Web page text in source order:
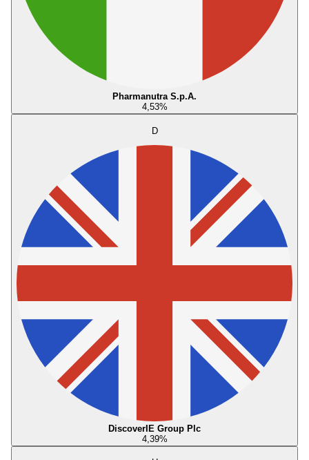
Pharmanutra S.p.A.
4,53%
D
DiscoverIE Group Plc
4,39%